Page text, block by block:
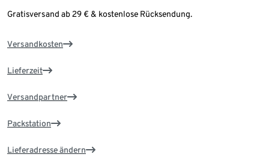
Gratisversand ab 29 € & kostenlose Rücksendung.
Versandkosten
Lieferzeit
Versandpartner
Packstation
Lieferadresse ändern